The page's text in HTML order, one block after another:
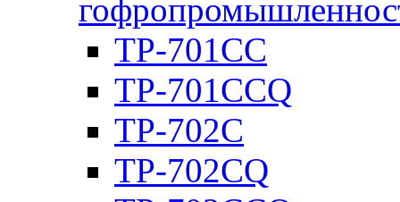
ТР-701СС
TP-701CCQ
ТР-702С
ТР-702СQ